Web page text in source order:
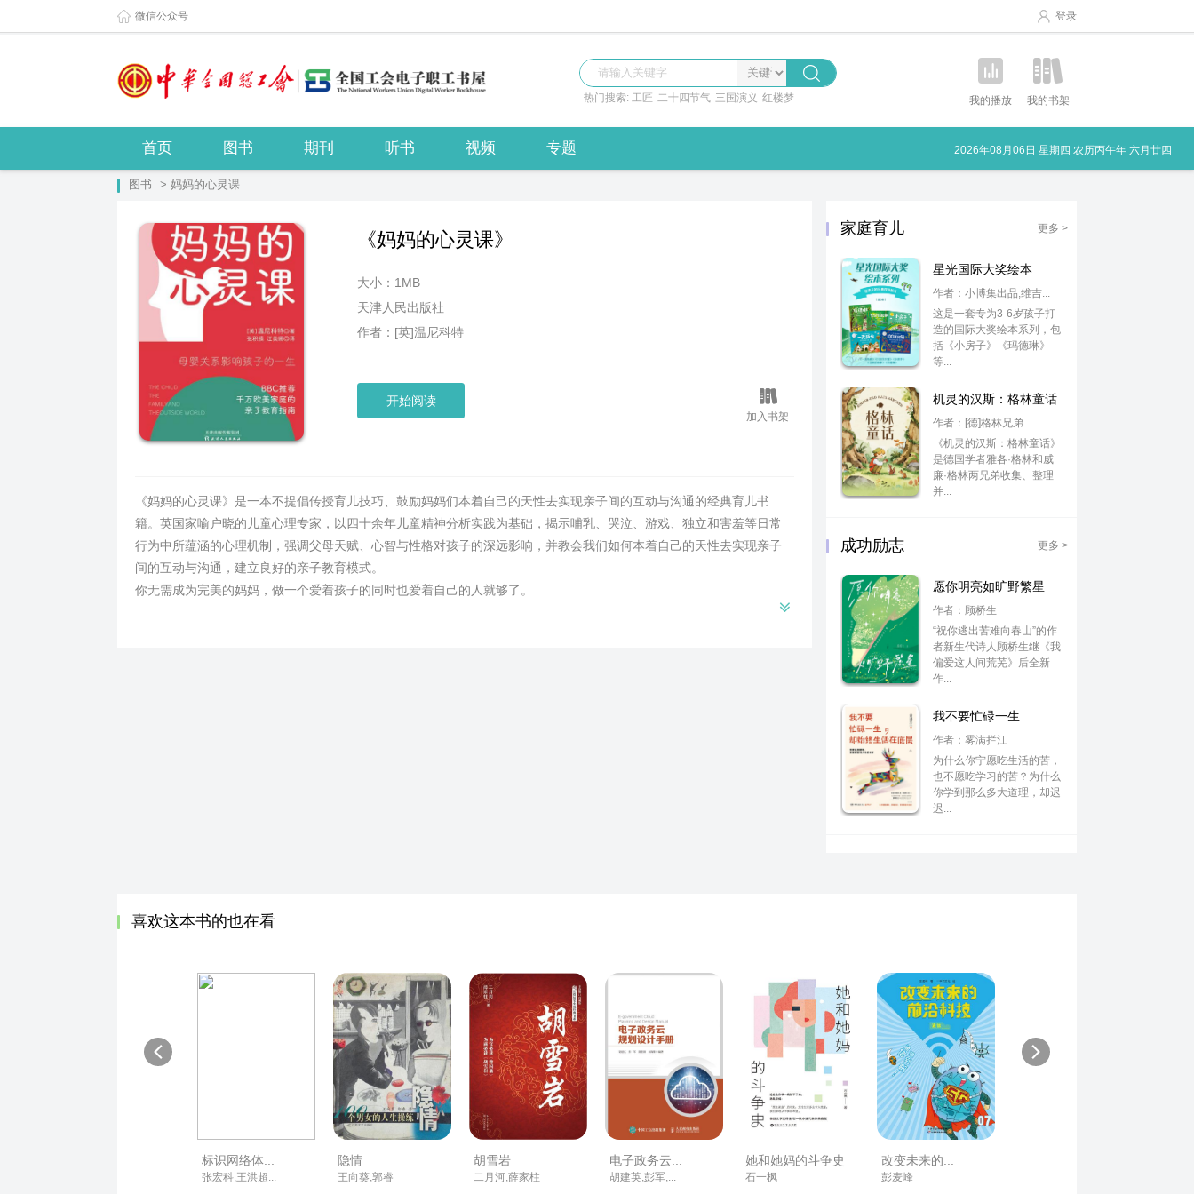
微信公众号 登录
热门搜索: 工匠 二十四节气 三国演义 红楼梦 我的播放 我的书架
首页 图书 期刊 听书 视频 专题 2026年08月06日 星期四 农历丙午年 六月廿四
图书 > 妈妈的心灵课
《妈妈的心灵课》
大小：1MB
天津人民出版社
作者：[英]温尼科特
开始阅读
加入书架
《妈妈的心灵课》是一本不提倡传授育儿技巧、鼓励妈妈们本着自己的天性去实现亲子间的互动与沟通的经典育儿书
籍。英国家喻户晓的儿童心理专家，以四十余年儿童精神分析实践为基础，揭示哺乳、哭泣、游戏、独立和害羞等日常
行为中所蕴涵的心理机制，强调父母天赋、心智与性格对孩子的深远影响，并教会我们如何本着自己的天性去实现亲子
间的互动与沟通，建立良好的亲子教育模式。
你无需成为完美的妈妈，做一个爱着孩子的同时也爱着自己的人就够了。
家庭育儿 更多 >
星光国际大奖绘本
作者：小博集出品,维吉...
这是一套专为3-6岁孩子打
造的国际大奖绘本系列，包
括《小房子》《玛德琳》
等...
机灵的汉斯：格林童话
作者：[德]格林兄弟
《机灵的汉斯：格林童话》
是德国学者雅各·格林和威
廉·格林两兄弟收集、整理
并...
成功励志 更多 >
愿你明亮如旷野繁星
作者：顾桥生
“祝你逃出苦难向春山”的作
者新生代诗人顾桥生继《我
偏爱这人间荒芜》后全新
作...
我不要忙碌一生...
作者：雾满拦江
为什么你宁愿吃生活的苦，
也不愿吃学习的苦？为什么
你学到那么多大道理，却迟
迟...
喜欢这本书的也在看
标识网络体...
张宏科,王洪超...
隐情
王向葵,郭睿
胡雪岩
二月河,薛家柱
电子政务云...
胡建英,彭军,...
她和她妈的斗争史
石一枫
改变未来的...
彭麦峰